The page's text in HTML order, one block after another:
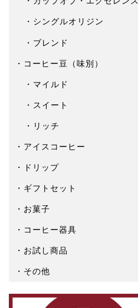
シングルオリジン
ブレンド
コーヒー豆（味別）
マイルド
スイート
リッチ
アイスコーヒー
ドリップ
ギフトセット
お菓子
コーヒー器具
お試し商品
その他